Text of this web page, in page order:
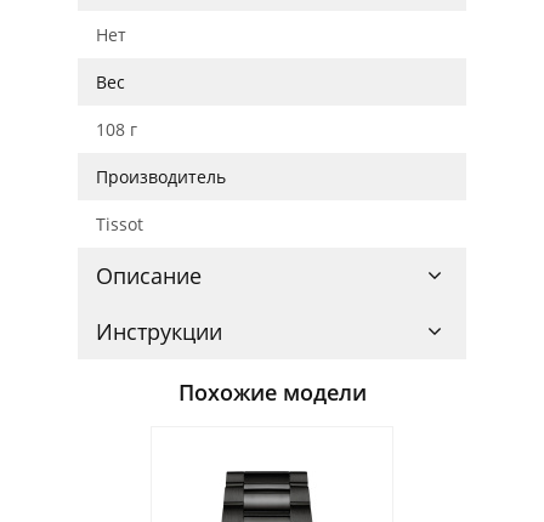
Нет
Вес
108 г
Производитель
Tissot
Описание
Инструкции
Похожие модели